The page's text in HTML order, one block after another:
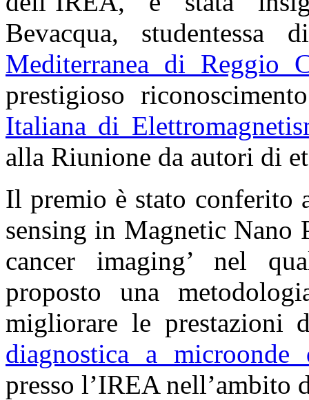
Bevacqua,
Mediterranea di Reggio
prestigioso
Italiana di
alla Riunione da autori di
Il premio è stato conferito
sensing in Magnetic Nano
cancer imaging’ nel
proposto una
migliorare le prestazioni
diagnostica a
presso l’IREA nell’ambito